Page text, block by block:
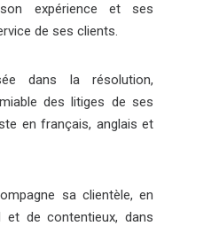
expérience et ses
de ses clients.
dans la résolution,
des litiges de ses
en français, anglais et
sa clientèle, en
et de contentieux, dans